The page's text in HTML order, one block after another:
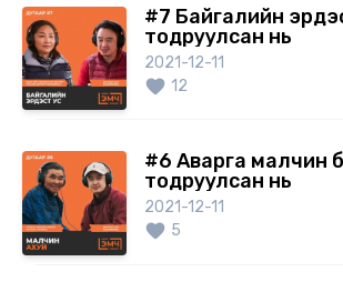
#7 Байгалийн
тодруулсан нь
2021-12-11
12
#6 Аварга малчин
тодруулсан нь
2021-12-11
5